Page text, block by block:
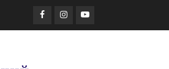
Facebook
Instagram
Youtube